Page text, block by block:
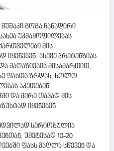
გოგა ჩანადირი
უკმაყოფილებას
მის
იყენებენ. ასევე პრეტენზიას
მაღაზიების მისამართით,
ფასთა ზრდას, ხოლო
აკეთებენ.
და მერე თავად მის
იყენებენ
სერიოზულია
უმეტესად 10-20
ფასს მაღლა სწევენ და